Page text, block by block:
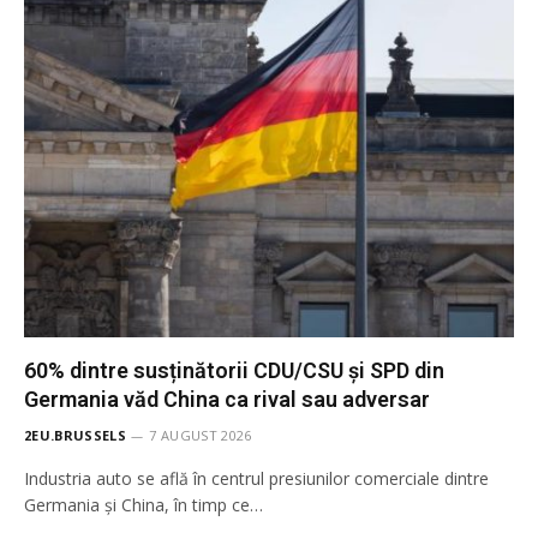
60% dintre susținătorii CDU/CSU și SPD din
Germania văd China ca rival sau adversar
2EU.BRUSSELS 7 AUGUST 2026
Industria auto se află în centrul presiunilor comerciale dintre
Germania și China, în timp ce…